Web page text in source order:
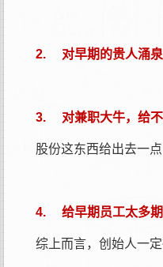
2. 对早期的贵人涌
3. 对兼职大牛，给不
股份这东西给出去一
4. 给早期员工太多
综上而言，创始人一